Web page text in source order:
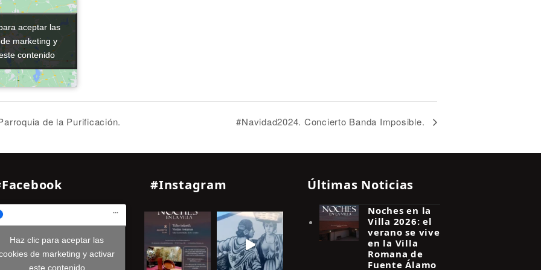
aceptar las
marketing y
contenido
aceptar las
marketing y
contenido
de la Purificación. #Navidad2024. Concierto Banda Imposible.
Haz clic para aceptar las
de marketing y activar
este contenido
#Instagram Últimas Noticias
Noches en la
Villa 2026: el
verano se vive
en la Villa
Romana de
Fuente Álamo